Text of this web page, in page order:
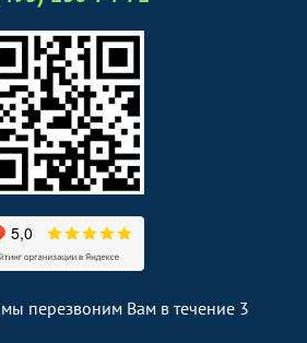
перезвоним Вам в течение 3